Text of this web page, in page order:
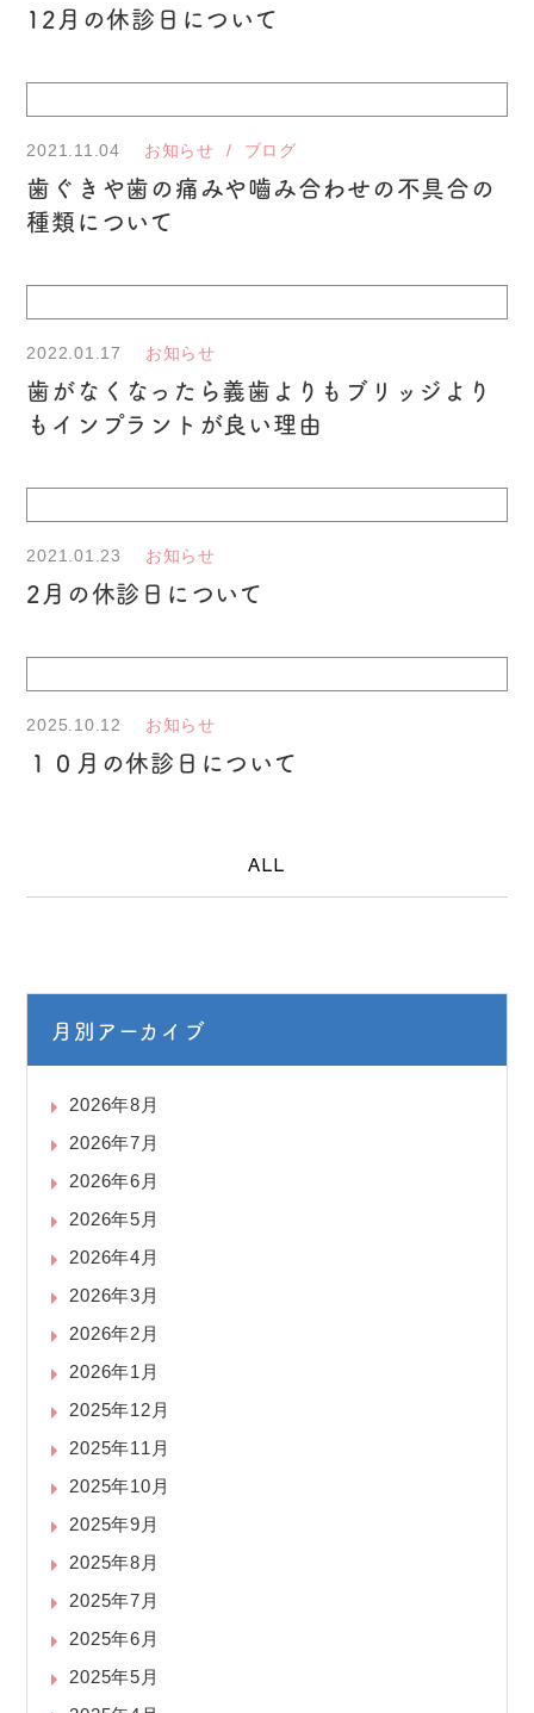
12月の休診日について
2021.11.04 お知らせ ブログ
歯ぐきや歯の痛みや嚙み合わせの不具合の
種類について
2022.01.17 お知らせ
歯がなくなったら義歯よりもブリッジより
もインプラントが良い理由
2021.01.23 お知らせ
2月の休診日について
2025.10.12 お知らせ
１０月の休診日について
ALL
月別アーカイブ
2026年8月
2026年7月
2026年6月
2026年5月
2026年4月
2026年3月
2026年2月
2026年1月
2025年12月
2025年11月
2025年10月
2025年9月
2025年8月
2025年7月
2025年6月
2025年5月